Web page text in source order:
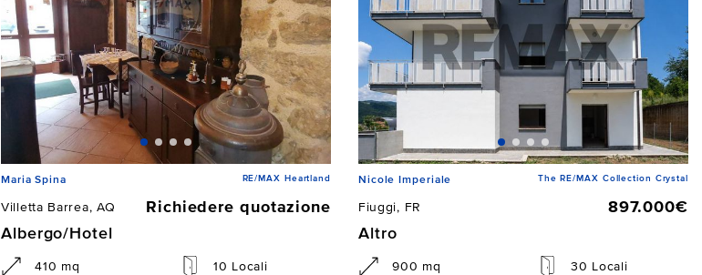
Maria Spina RE/MAX Heartland
Villetta Barrea, AQ
Richiedere quotazione
Albergo/Hotel
410 mq 10 Locali
Nicole Imperiale The RE/MAX Collection Crystal
Fiuggi, FR
897.000€
Altro
900 mq 30 Locali